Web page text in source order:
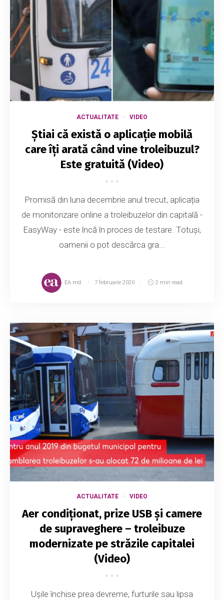
ACTUALITATE VIDEO
Știai că există o aplicație mobilă
care îți arată când vine troleibuzul?
Este gratuită (Video)
Promisă din luna decembrie anul trecut, aplicația
de monitorizare online a troleibuzelor din capitală -
EasyWay - este încă în proces de testare. Totuși,
oamenii o pot descărca gra...
EA.md 7 februarie 2020 2 min read
ACTUALITATE VIDEO
Aer condiționat, prize USB și camere
de supraveghere – troleibuze
modernizate pe străzile capitalei
(Video)
Ușile închise prea devreme, furturile sau lipsa